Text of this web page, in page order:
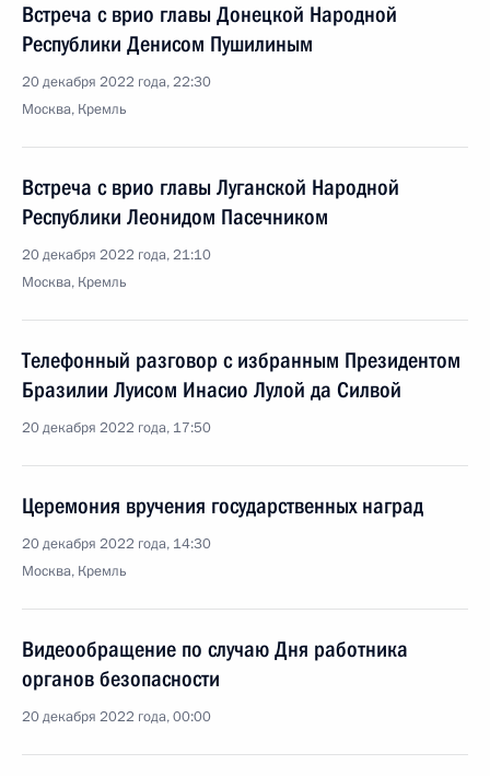
Встреча с врио главы Донецкой Народной
Республики Денисом Пушилиным
20 декабря 2022 года, 22:30
Москва, Кремль
Встреча с врио главы Луганской Народной
Республики Леонидом Пасечником
20 декабря 2022 года, 21:10
Москва, Кремль
Телефонный разговор с избранным Президентом
Бразилии Луисом Инасио Лулой да Силвой
20 декабря 2022 года, 17:50
Церемония вручения государственных наград
20 декабря 2022 года, 14:30
Москва, Кремль
Видеообращение по случаю Дня работника
органов безопасности
20 декабря 2022 года, 00:00